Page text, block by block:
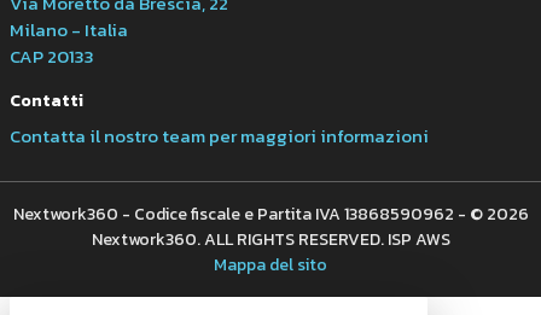
Milano - Italia
CAP 20133
Contatti
Contatta il nostro team per maggiori informazioni
Nextwork360 - Codice fiscale e Partita IVA 13868590962 - © 2026
Nextwork360. ALL RIGHTS RESERVED. ISP AWS
Mappa del sito